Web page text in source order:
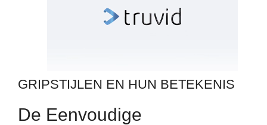
GRIPSTIJLEN EN HUN BETEKENIS
De Eenvoudige